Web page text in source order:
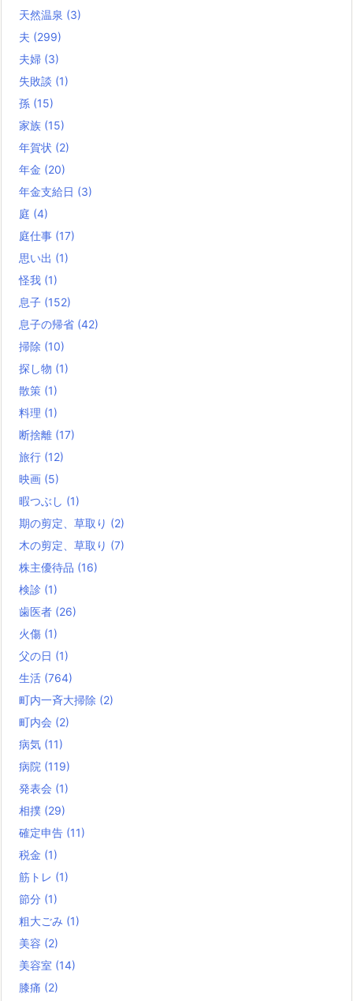
天然温泉 (3)
夫 (299)
夫婦 (3)
失敗談 (1)
孫 (15)
家族 (15)
年賀状 (2)
年金 (20)
年金支給日 (3)
庭 (4)
庭仕事 (17)
思い出 (1)
怪我 (1)
息子 (152)
息子の帰省 (42)
掃除 (10)
探し物 (1)
散策 (1)
料理 (1)
断捨離 (17)
旅行 (12)
映画 (5)
暇つぶし (1)
期の剪定、草取り (2)
木の剪定、草取り (7)
株主優待品 (16)
検診 (1)
歯医者 (26)
火傷 (1)
父の日 (1)
生活 (764)
町内一斉大掃除 (2)
町内会 (2)
病気 (11)
病院 (119)
発表会 (1)
相撲 (29)
確定申告 (11)
税金 (1)
筋トレ (1)
節分 (1)
粗大ごみ (1)
美容 (2)
美容室 (14)
膝痛 (2)